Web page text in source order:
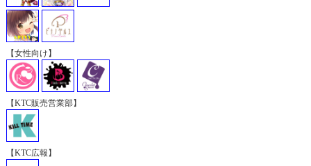
【女性向け】
【KTC販売営業部】
【KTC広報】